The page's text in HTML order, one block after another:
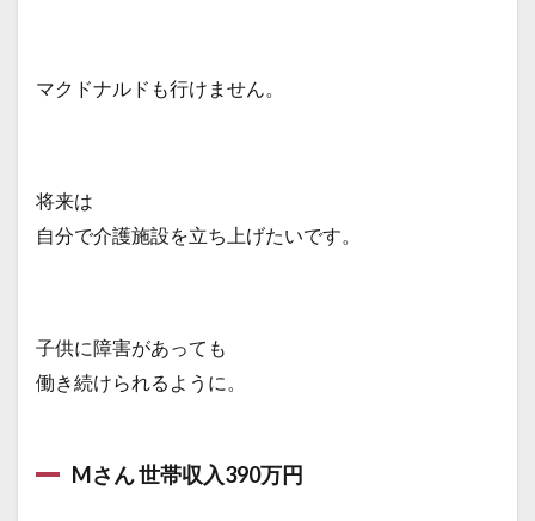
マクドナルドも行けません。
将来は
自分で介護施設を立ち上げたいです。
子供に障害があっても
働き続けられるように。
Mさん 世帯収入390万円